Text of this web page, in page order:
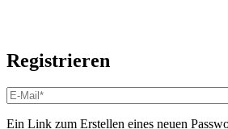
Registrieren
E-
Mail-
Adresse*
Ein Link zum Erstellen eines neuen